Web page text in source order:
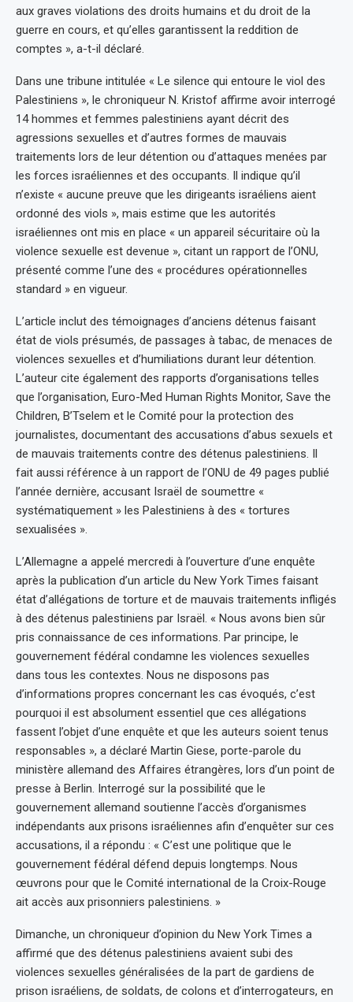
aux graves violations des droits humains et du droit de la
guerre en cours, et qu’elles garantissent la reddition de
comptes », a-t-il déclaré.
Dans une tribune intitulée « Le silence qui entoure le viol des
Palestiniens », le chroniqueur N. Kristof affirme avoir interrogé
14 hommes et femmes palestiniens ayant décrit des
agressions sexuelles et d’autres formes de mauvais
traitements lors de leur détention ou d’attaques menées par
les forces israéliennes et des occupants. Il indique qu’il
n’existe « aucune preuve que les dirigeants israéliens aient
ordonné des viols », mais estime que les autorités
israéliennes ont mis en place « un appareil sécuritaire où la
violence sexuelle est devenue », citant un rapport de l’ONU,
présenté comme l’une des « procédures opérationnelles
standard » en vigueur.
L’article inclut des témoignages d’anciens détenus faisant
état de viols présumés, de passages à tabac, de menaces de
violences sexuelles et d’humiliations durant leur détention.
L’auteur cite également des rapports d’organisations telles
que l’organisation, Euro-Med Human Rights Monitor, Save the
Children, B’Tselem et le Comité pour la protection des
journalistes, documentant des accusations d’abus sexuels et
de mauvais traitements contre des détenus palestiniens. Il
fait aussi référence à un rapport de l’ONU de 49 pages publié
l’année dernière, accusant Israël de soumettre «
systématiquement » les Palestiniens à des « tortures
sexualisées ».
L’Allemagne a appelé mercredi à l’ouverture d’une enquête
après la publication d’un article du New York Times faisant
état d’allégations de torture et de mauvais traitements infligés
à des détenus palestiniens par Israël. « Nous avons bien sûr
pris connaissance de ces informations. Par principe, le
gouvernement fédéral condamne les violences sexuelles
dans tous les contextes. Nous ne disposons pas
d’informations propres concernant les cas évoqués, c’est
pourquoi il est absolument essentiel que ces allégations
fassent l’objet d’une enquête et que les auteurs soient tenus
responsables », a déclaré Martin Giese, porte-parole du
ministère allemand des Affaires étrangères, lors d’un point de
presse à Berlin. Interrogé sur la possibilité que le
gouvernement allemand soutienne l’accès d’organismes
indépendants aux prisons israéliennes afin d’enquêter sur ces
accusations, il a répondu : « C’est une politique que le
gouvernement fédéral défend depuis longtemps. Nous
œuvrons pour que le Comité international de la Croix-Rouge
ait accès aux prisonniers palestiniens. »
Dimanche, un chroniqueur d’opinion du New York Times a
affirmé que des détenus palestiniens avaient subi des
violences sexuelles généralisées de la part de gardiens de
prison israéliens, de soldats, de colons et d’interrogateurs, en